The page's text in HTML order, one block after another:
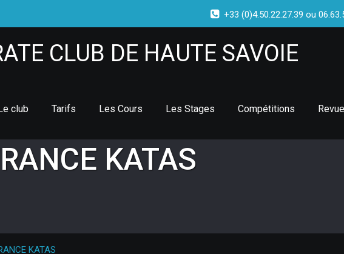
+33 (0)4.50.22.27.39 ou
CLUB DE HAUTE SAVOIE
club Tarifs Les Cours Les Stages Compétitions
KATAS
KATAS